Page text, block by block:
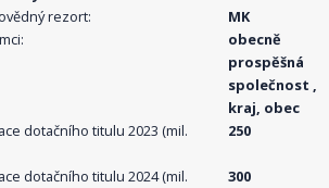
rezort:
MK
obecně
prospěšná
společnost ,
kraj, obec
dotačního titulu 2023 (mil.
250
dotačního titulu 2024 (mil.
300